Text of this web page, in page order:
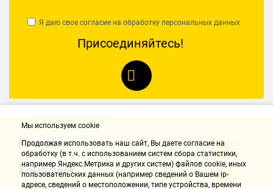
Я даю свое согласие на обработку персональных данных
Присоединяйтесь!
Контакты
Компания
Мы используем cookie
Продолжая использовать наш cайт, Вы даете согласие на
обработку (в т.ч. с использованием систем сбора статистики,
например Яндекс.Метрика и других систем) файлов cookie, иных
пользовательских данных (например сведений о Вашем ip-
адресе, сведений о местоположении, типе устройства, времени